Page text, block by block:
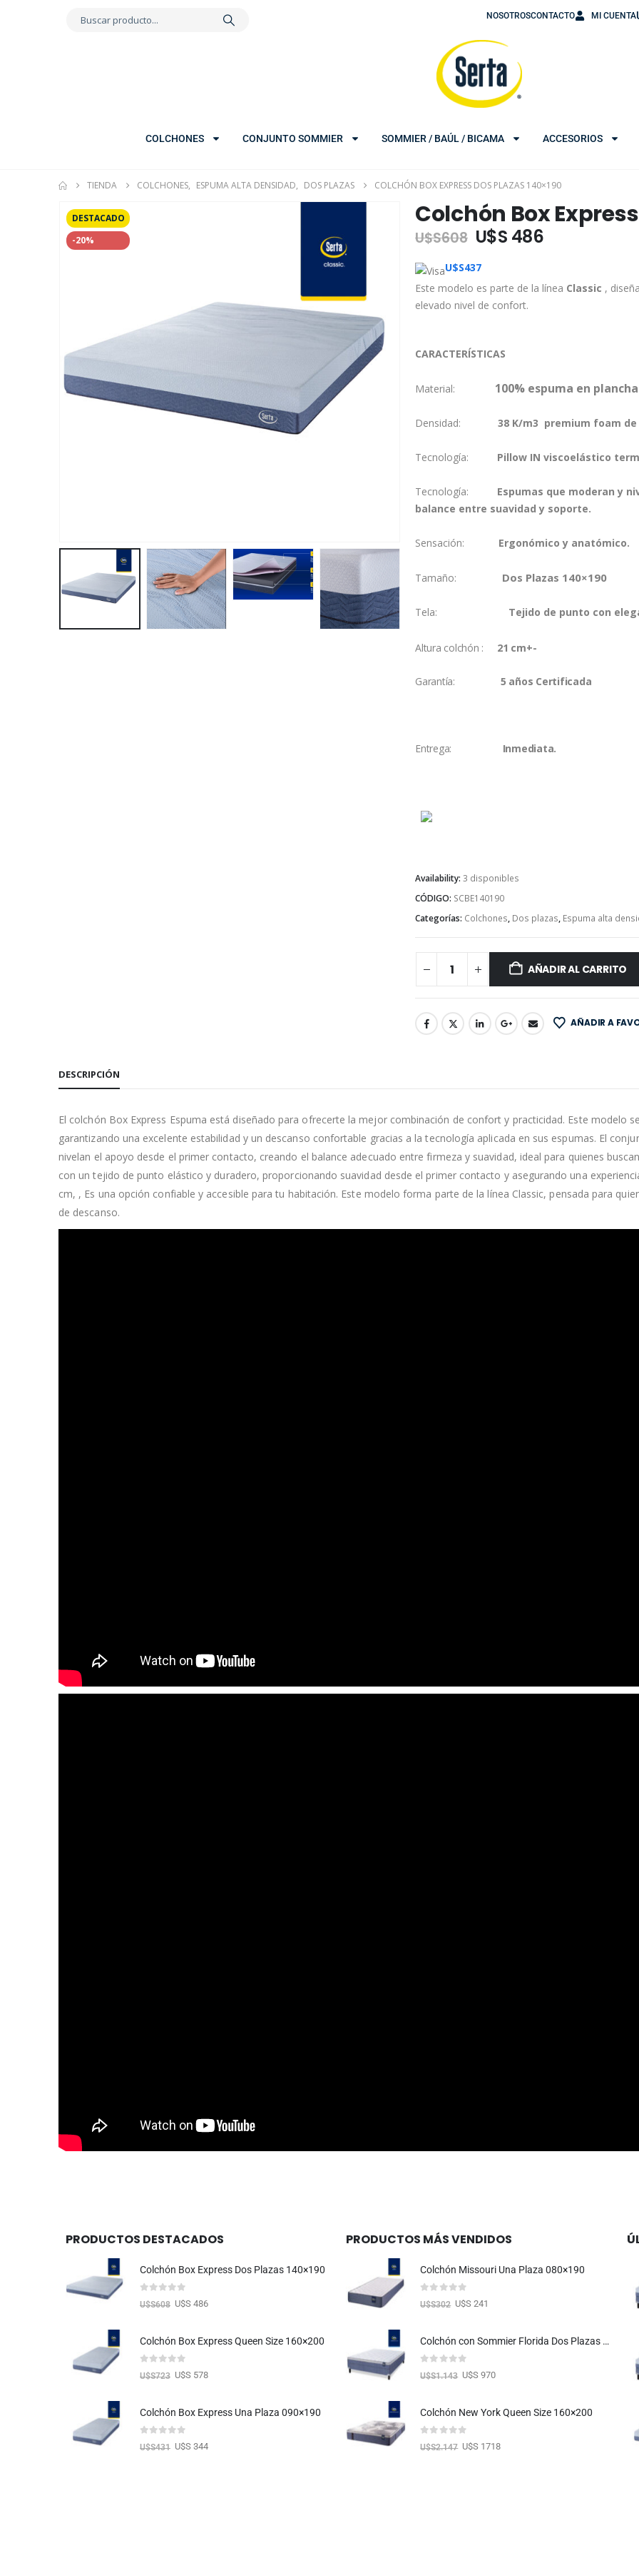
NOSOTROSCONTACTO MI CUENTA
COLCHONES CONJUNTO SOMMIER SOMMIER / BAÚL / BICAMA ACCESORIOS
TIENDA COLCHONES, ESPUMA ALTA DENSIDAD, DOS PLAZAS COLCHÓN BOX EXPRESS DOS PLAZAS 140×190
DESTACADO
-20%
Colchón Box
U$S608 U$S 486
U$S437
Este modelo es parte de la línea Classic ,
elevado nivel de confort.
CARACTERÍSTICAS
Material: 100% espuma en
Densidad: 38 K/m3 premium foam
Tecnología: Pillow IN viscoelástico
Tecnología: Espumas que moderan y
balance entre suavidad y soporte.
Sensación: Ergonómico y anatómico.
Tamaño: Dos Plazas 140×190
Tela: Tejido de punto con
Altura colchón : 21 cm+-
Garantía: 5 años Certificada
Entrega: Inmediata.
Availability: 3 disponibles
CÓDIGO: SCBE140190
Categorías: Colchones, Dos plazas, Espuma alta
AÑADIR AL CARRITO
AÑADIR A
DESCRIPCIÓN
El colchón Box Express Espuma está diseñado para ofrecerte la mejor combinación de confort y practicidad. Este modelo
garantizando una excelente estabilidad y un descanso confortable gracias a la tecnología aplicada en sus espumas. El
nivelan el apoyo desde el primer contacto, creando el balance adecuado entre firmeza y suavidad, ideal para quienes
con un tejido de punto elástico y duradero, proporcionando suavidad desde el primer contacto y asegurando una
cm, , Es una opción confiable y accesible para tu habitación. Este modelo forma parte de la línea Classic, pensada para
de descanso.
PRODUCTOS DESTACADOS
Colchón Box Express Dos Plazas 140×190
U$S608 U$S 486
Colchón Box Express Queen Size 160×200
U$S723 U$S 578
Colchón Box Express Una Plaza 090×190
U$S431 U$S 344
PRODUCTOS MÁS VENDIDOS
Colchón Missouri Una Plaza 080×190
U$S302 U$S 241
Colchón con Sommier Florida Dos Plazas 140X190
U$S1.143 U$S 970
Colchón New York Queen Size 160×200
U$S2.147 U$S 1718